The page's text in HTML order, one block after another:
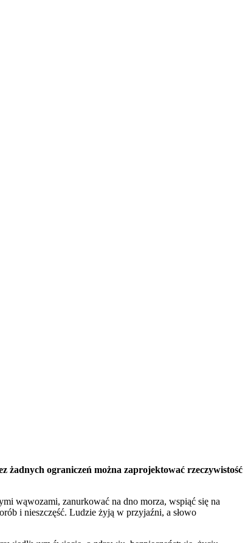
żadnych ograniczeń można zaprojektować rzeczywistość
wąwozami, zanurkować na dno morza, wspiąć się na
i nieszczęść. Ludzie żyją w przyjaźni, a słowo